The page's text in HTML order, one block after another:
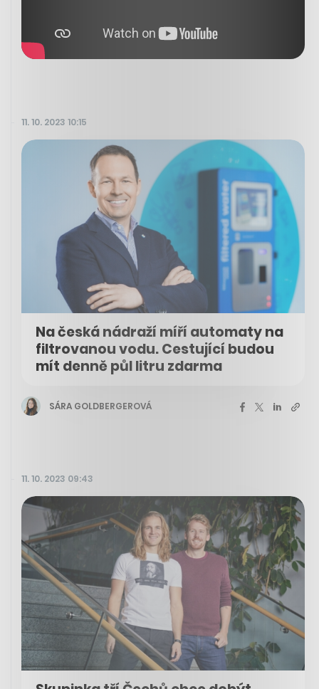
11. 10. 2023 10:15
Na česká nádraží míří automaty na
filtrovanou vodu. Cestující budou
mít denně půl litru zdarma
SÁRA GOLDBERGEROVÁ
11. 10. 2023 09:43